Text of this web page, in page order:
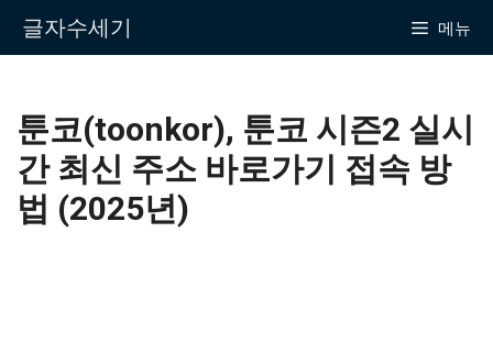
Skip글자수세기 메뉴
툰코(toonkor), 툰코 시즌2 실시
간 최신 주소 바로가기 접속 방
법 (2025년)